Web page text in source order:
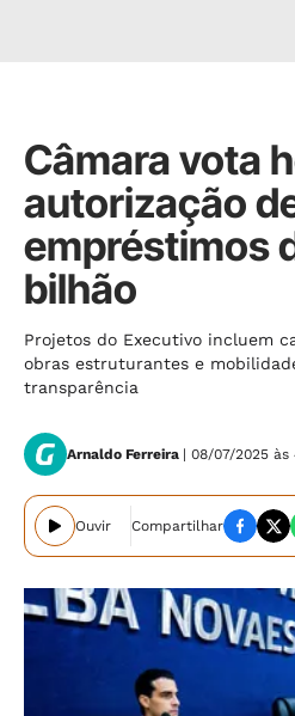
Câmara vota
autorização
empréstimos
bilhão
Projetos do Executivo incluem
obras estruturantes e
transparência
Arnaldo Ferreira | 08/07/2025 às
Ouvir Compartilhar